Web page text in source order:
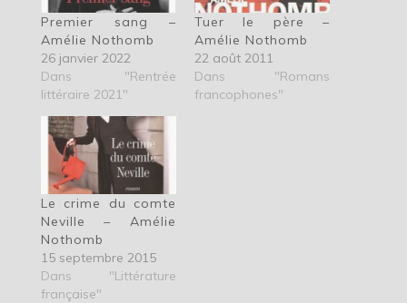
Premier sang –
Amélie Nothomb
26 janvier 2022
Dans "Rentrée
littéraire 2021"
Tuer le père –
Amélie Nothomb
22 août 2011
Dans "Romans
francophones"
Le crime du comte
Neville – Amélie
Nothomb
15 septembre 2015
Dans "Littérature
française"